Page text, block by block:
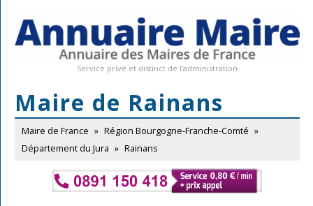
Service privé et distinct de l'administration
Maire de Rainans
Maire de France » Région Bourgogne-Franche-Comté »
Département du Jura » Rainans